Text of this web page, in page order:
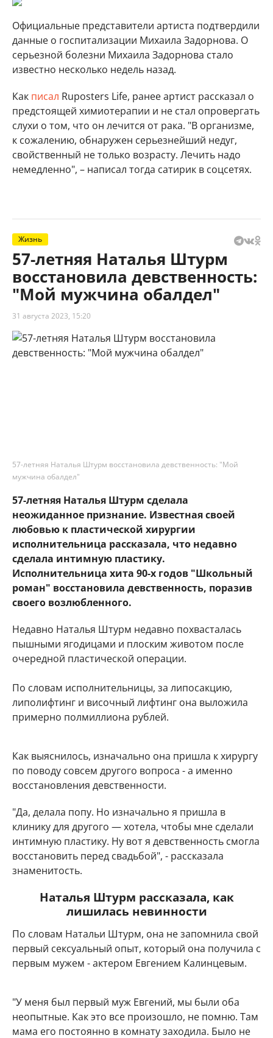
Официальные представители артиста подтвердили
данные о госпитализации Михаила Задорнова. О
серьезной болезни Михаила Задорнова стало
известно несколько недель назад.
Как писал Ruposters Life, ранее артист рассказал о
предстоящей химиотерапии и не стал опровергать
слухи о том, что он лечится от рака. "В организме,
к сожалению, обнаружен серьезнейший недуг,
свойственный не только возрасту. Лечить надо
немедленно", – написал тогда сатирик в соцсетях.
Жизнь
57-летняя Наталья Штурм
восстановила девственность:
"Мой мужчина обалдел"
31 августа 2023, 15:20
57-летняя Наталья Штурм восстановила девственность: "Мой
мужчина обалдел"
57-летняя Наталья Штурм сделала
неожиданное признание. Известная своей
любовью к пластической хирургии
исполнительница рассказала, что недавно
сделала интимную пластику.
Исполнительница хита 90-х годов "Школьный
роман" восстановила девственность, поразив
своего возлюбленного.
Недавно Наталья Штурм недавно похвасталась
пышными ягодицами и плоским животом после
очередной пластической операции.
По словам исполнительницы, за липосакцию,
липолифтинг и височный лифтинг она выложила
примерно полмиллиона рублей.
Как выяснилось, изначально она пришла к хирургу
по поводу совсем другого вопроса - а именно
восстановления девственности.
"Да, делала попу. Но изначально я пришла в
клинику для другого — хотела, чтобы мне сделали
интимную пластику. Ну вот я девственность смогла
восстановить перед свадьбой", - рассказала
знаменитость.
Наталья Штурм рассказала, как
лишилась невинности
По словам Натальи Штурм, она не запомнила свой
первый сексуальный опыт, который она получила с
первым мужем - актером Евгением Калинцевым.
"У меня был первый муж Евгений, мы были оба
неопытные. Как это все произошло, не помню. Там
мама его постоянно в комнату заходила. Было не